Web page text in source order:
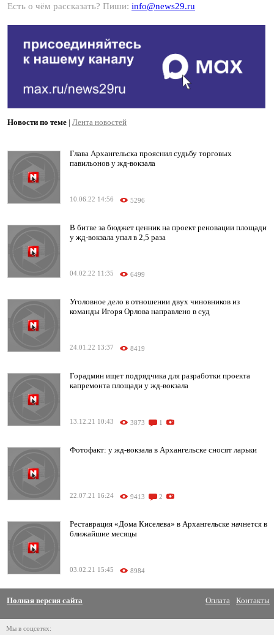
Есть о чём рассказать? Пиши: info@news29.ru
Новости по теме | Лента новостей
Глава Архангельска прояснил судьбу торговых
павильонов у жд-вокзала
10.06.22 14:56 5296
В битве за бюджет ценник на проект реновации площади
у жд-вокзала упал в 2,5 раза
04.02.22 11:35 6499
Уголовное дело в отношении двух чиновников из
команды Игоря Орлова направлено в суд
24.01.22 13:37 8419
Горадмин ищет подрядчика для разработки проекта
капремонта площади у жд-вокзала
13.12.21 10:43 3873 1
Фотофакт: у жд-вокзала в Архангельске сносят ларьки
22.07.21 16:24 9413 2
Реставрация «Дома Киселева» в Архангельске начнется в
ближайшие месяцы
03.02.21 15:45 8984
Полная версия сайта Оплата Контакты
Мы в соцсетях: